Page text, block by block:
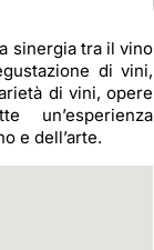
sinergia tra il vino
di vini,
di vini, opere
un’esperienza
e dell’arte.